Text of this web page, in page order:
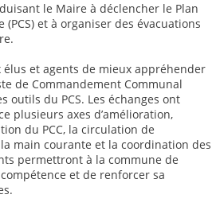
le Maire à déclencher le Plan
(PCS) et à organiser des évacuations
élus et agents de mieux appréhender
de Commandement Communal
outils du PCS. Les échanges ont
plusieurs axes d’amélioration,
du PCC, la circulation de
main courante et la coordination des
permettront à la commune de
et de renforcer sa